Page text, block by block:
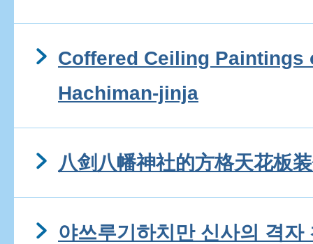
Coffered Ceiling Paintings
Hachiman-jinja
八剑八幡神社的方格天花板
야쓰루기하치만 신사의 격자